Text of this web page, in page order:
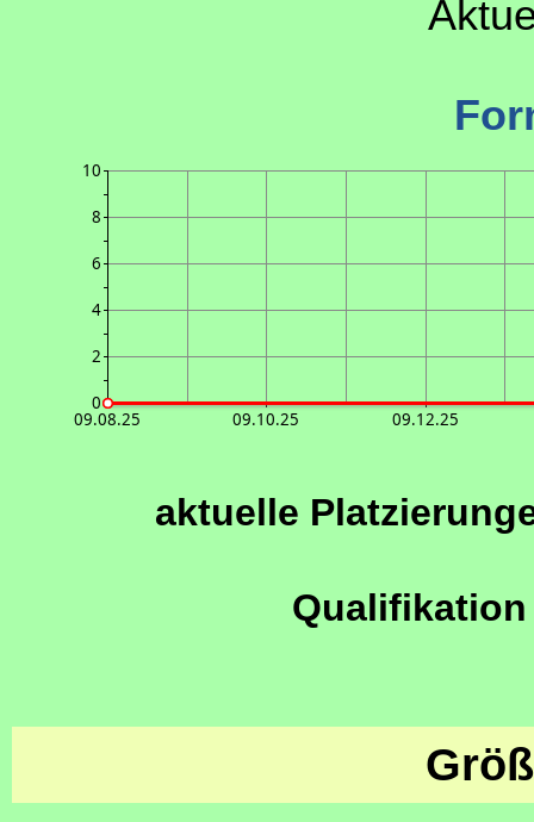
10
8
6
4
2
0
09.08.25 09.10.25 09.12.25
aktuelle
Qualifikation